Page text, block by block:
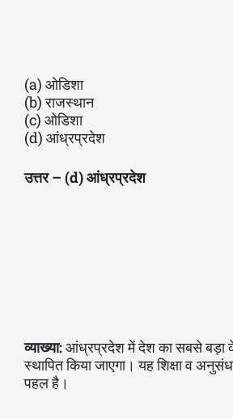
(a) ओडिशा
(b) राजस्थान
(c) ओडिशा
(d) आंध्रप्रदेश
उत्तर – (d) आंध्रप्रदेश
व्याख्या:आंध्रप्रदेश में देश का सबसे बड़ा
स्थापित किया जाएगा। यह शिक्षा व
पहल है।